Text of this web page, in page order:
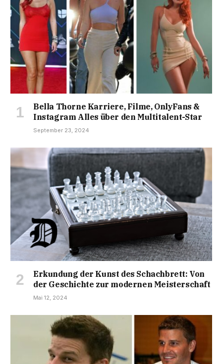
Bella Thorne Karriere, Filme, OnlyFans &
Instagram Alles über den Multitalent-Star
September 23, 2024
Erkundung der Kunst des Schachbrett: Von
der Geschichte zur modernen Meisterschaft
Mai 12, 2024